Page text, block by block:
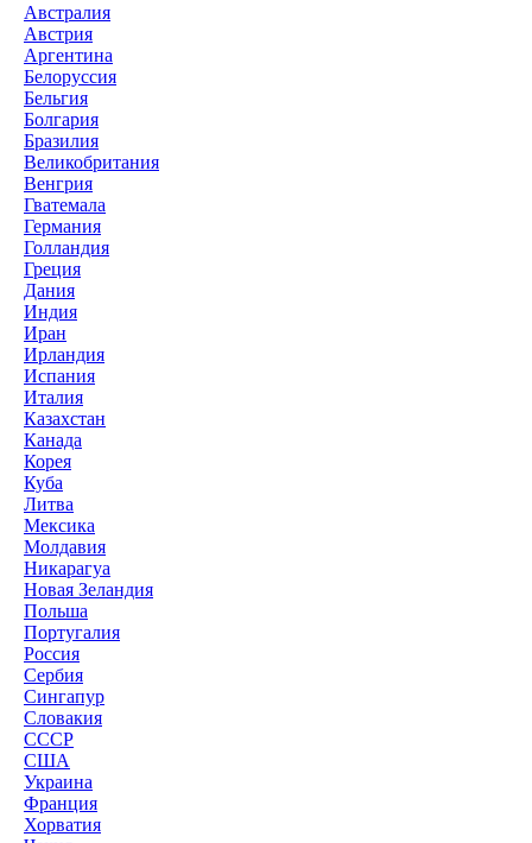
Австралия
Австрия
Аргентина
Белоруссия
Бельгия
Болгария
Бразилия
Великобритания
Венгрия
Гватемала
Германия
Голландия
Греция
Дания
Индия
Иран
Ирландия
Испания
Италия
Казахстан
Канада
Корея
Куба
Литва
Мексика
Молдавия
Никарагуа
Новая Зеландия
Польша
Португалия
Россия
Сербия
Сингапур
Словакия
СССР
США
Украина
Франция
Хорватия